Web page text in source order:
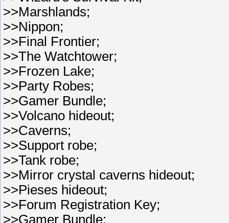
>>Marshlands;
>>Nippon;
>>Final Frontier;
>>The Watchtower;
>>Frozen Lake;
>>Party Robes;
>>Gamer Bundle;
>>Volcano hideout;
>>Caverns;
>>Support robe;
>>Tank robe;
>>Mirror crystal caverns hideout;
>>Pieses hideout;
>>Forum Registration Key;
>>Gamer Bundle;